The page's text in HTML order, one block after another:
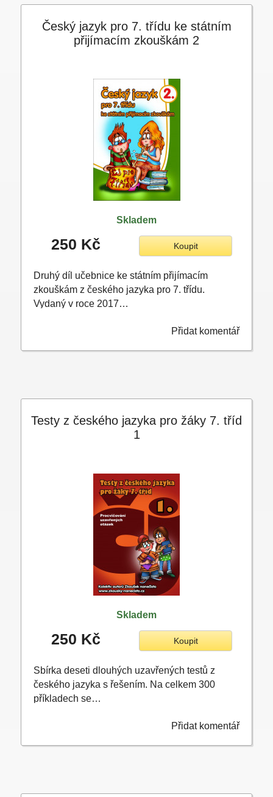
Český jazyk pro 7. třídu ke státním
přijímacím zkouškám 2
Skladem
250 Kč Koupit
Druhý díl učebnice ke státním přijímacím
zkouškám z českého jazyka pro 7. třídu.
Vydaný v roce 2017…
Přidat komentář
Testy z českého jazyka pro žáky 7. tříd
1
Skladem
250 Kč Koupit
Sbírka deseti dlouhých uzavřených testů z
českého jazyka s řešením. Na celkem 300
příkladech se…
Přidat komentář